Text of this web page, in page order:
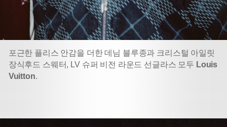
포근한 플리스 안감을 더한 데님 블루종과 크리스털 아일릿
장식후드 스웨터, LV 슈퍼 비전 라운드 선글라스 모두 Louis
Vuitton.